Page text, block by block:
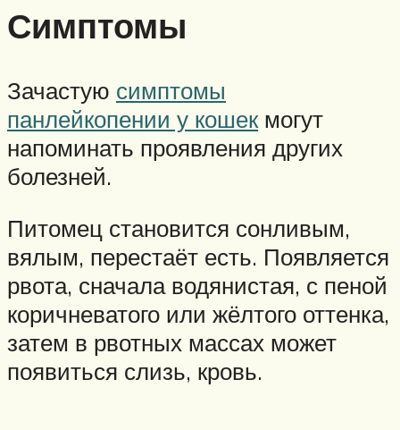
Симптомы
Зачастую симптомы
панлейкопении у кошекмогут
напоминать проявления других
болезней.
Питомец становится сонливым,
вялым, перестаёт есть. Появляется
рвота, сначала водянистая, с пеной
коричневатого или жёлтого оттенка,
затем в рвотных массах может
появиться слизь, кровь.